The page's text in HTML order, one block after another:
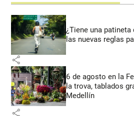
¿Tiene una
las nuevas reglas
share
6 de agosto en la
la trova, tablados
Medellín
share